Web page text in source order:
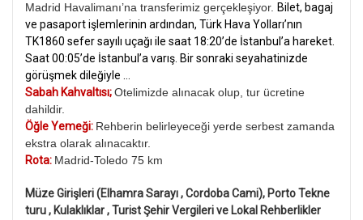
Madrid Havalimanı’na transferimiz gerçekleşiyor. Bilet, bagaj
ve pasaport işlemlerinin ardından, Türk Hava Yolları’nın
TK1860 sefer sayılı uçağı ile saat 18:20’de İstanbul’a hareket.
Saat 00:05’de İstanbul’a varış. Bir sonraki seyahatinizde
görüşmek dileğiyle …
Sabah Kahvaltısı;Otelimizde alınacak olup, tur ücretine
dahildir.
Öğle Yemeği: Rehberin belirleyeceği yerde serbest zamanda
ekstra olarak alınacaktır.
Rota: Madrid-Toledo 75 km
Müze Girişleri (Elhamra Sarayı , Cordoba Cami), Porto Tekne
turu , Kulaklıklar , Turist Şehir Vergileri ve Lokal Rehberlikler